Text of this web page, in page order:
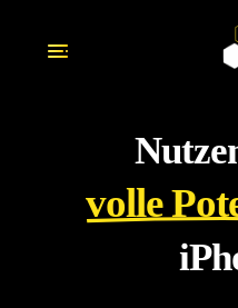
volle